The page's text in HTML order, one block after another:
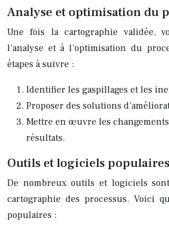
Analyse et optimisation du
Une fois la cartographie validée,
l’analyse et à l’optimisation du
étapes à suivre :
Identifier les gaspillages et les
Proposer des solutions
Mettre en œuvre les
résultats.
Outils et logiciels populaires
De nombreux outils et logiciels
cartographie des processus. Voici
populaires :